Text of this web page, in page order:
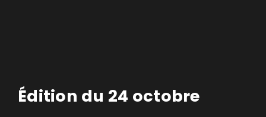
Édition du 24 octobre